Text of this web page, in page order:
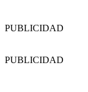
PUBLICIDAD
PUBLICIDAD